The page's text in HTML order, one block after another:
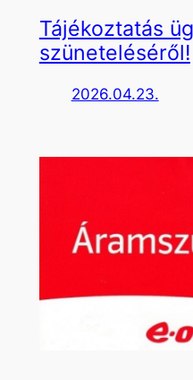
Tájékoztatás
szüneteléséről!
2026.04.23.